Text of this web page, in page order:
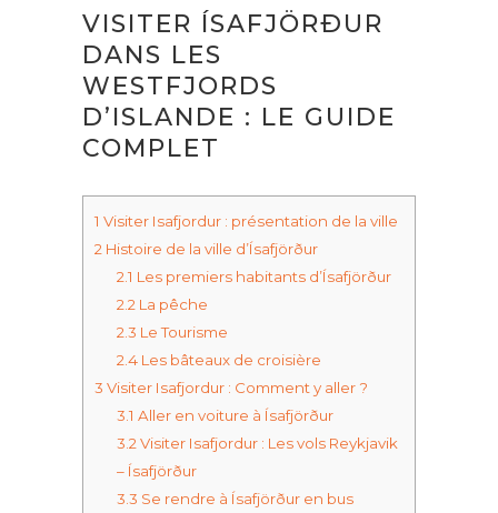
VISITER ÍSAFJÖRÐUR
DANS LES
WESTFJORDS
D’ISLANDE : LE GUIDE
COMPLET
1 Visiter Isafjordur : présentation de la ville
2 Histoire de la ville d’Ísafjörður
2.1 Les premiers habitants d’Ísafjörður
2.2 La pêche
2.3 Le Tourisme
2.4Les bâteaux de croisière
3 Visiter Isafjordur : Comment y aller ?
3.1 Aller en voiture à Ísafjörður
3.2 Visiter Isafjordur : Les vols Reykjavik
– Ísafjörður
3.3 Se rendre à Ísafjörður en bus